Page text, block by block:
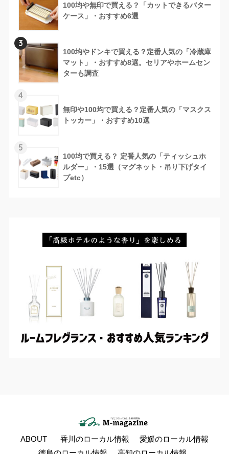
100均や無印で買える？「カットできるバター
ケース」・おすすめ6選
3
100均やドンキで買える？定番人気の「冷蔵庫
マット」・おすすめ8選。セリアやホームセン
ターも調査
4
無印や100均で買える？定番人気の「マスクス
トッカー」・おすすめ10選
5
100均で買える？ 定番人気の「ティッシュホ
ルダー」・15選（マグネット・吊り下げタイ
プetc）
ABOUT 香川のローカル情報
愛媛のローカル情報